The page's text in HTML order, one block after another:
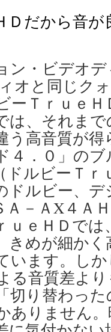
Ｄだから音
ン・ビデオ
オと同じク
ーＴｒｕｅ
は、それま
う高音質が
４．０」の
ドルビーＴｒ
ドルビー、
－ＡX４Ａ
ｕｅＨＤで
きめが細か
います。し
る音質差よ
切り替わっ
ありません